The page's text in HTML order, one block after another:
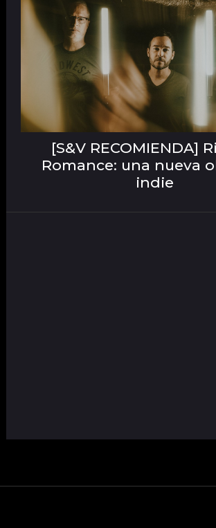
[S&V RECOMIENDA]
Romance: una nueva
indie